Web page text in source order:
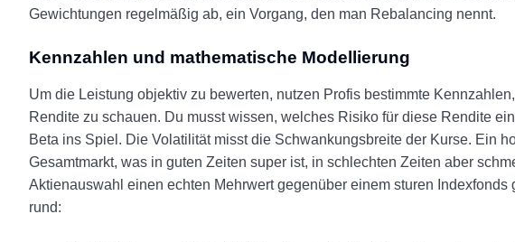
Gewichtungen regelmäßig ab, ein Vorgang, den man Rebalancing nennt.
Kennzahlen und mathematische Modellierung
Um die Leistung objektiv zu bewerten, nutzen Profis bestimmte
Rendite zu schauen. Du musst wissen, welches Risiko für diese Rendite
Beta ins Spiel. Die Volatilität misst die Schwankungsbreite der Kurse. Ein
Gesamtmarkt, was in guten Zeiten super ist, in schlechten Zeiten aber
Aktienauswahl einen echten Mehrwert gegenüber einem sturen
rund: